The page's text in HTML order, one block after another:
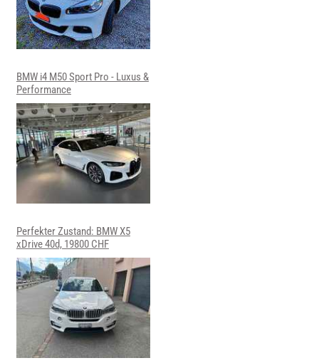
BMW i4 M50 Sport Pro - Luxus &
Performance
Perfekter Zustand: BMW X5
xDrive 40d, 19800 CHF